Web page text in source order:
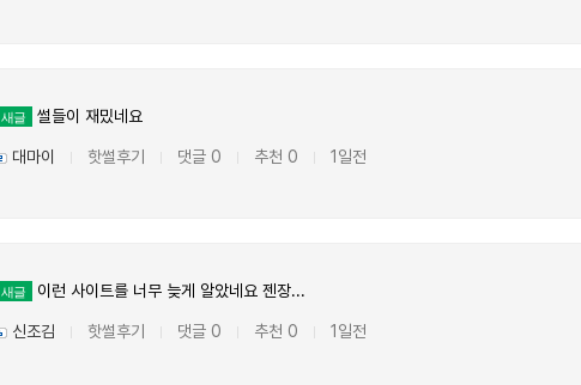
새글 썰들이 재밌네요
대마이 핫썰후기 댓글 0 추천 0 1일전
새글 이런 사이트를 너무 늦게 알았네요 젠장...
신조김 핫썰후기 댓글 0 추천 0 1일전